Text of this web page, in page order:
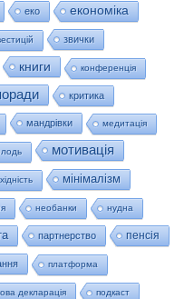
еко економіка
звички
книги конференція
критика
мандрівки медитація
мотивація
мінімалізм
необанки нудна
партнерство пенсія
платформа
декларація подкаст